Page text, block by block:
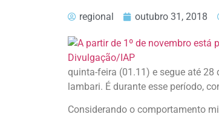
regional outubro 31, 2018
quinta-feira (01.11) e segue até 28
lambari. É durante esse período,
Considerando o comportamento